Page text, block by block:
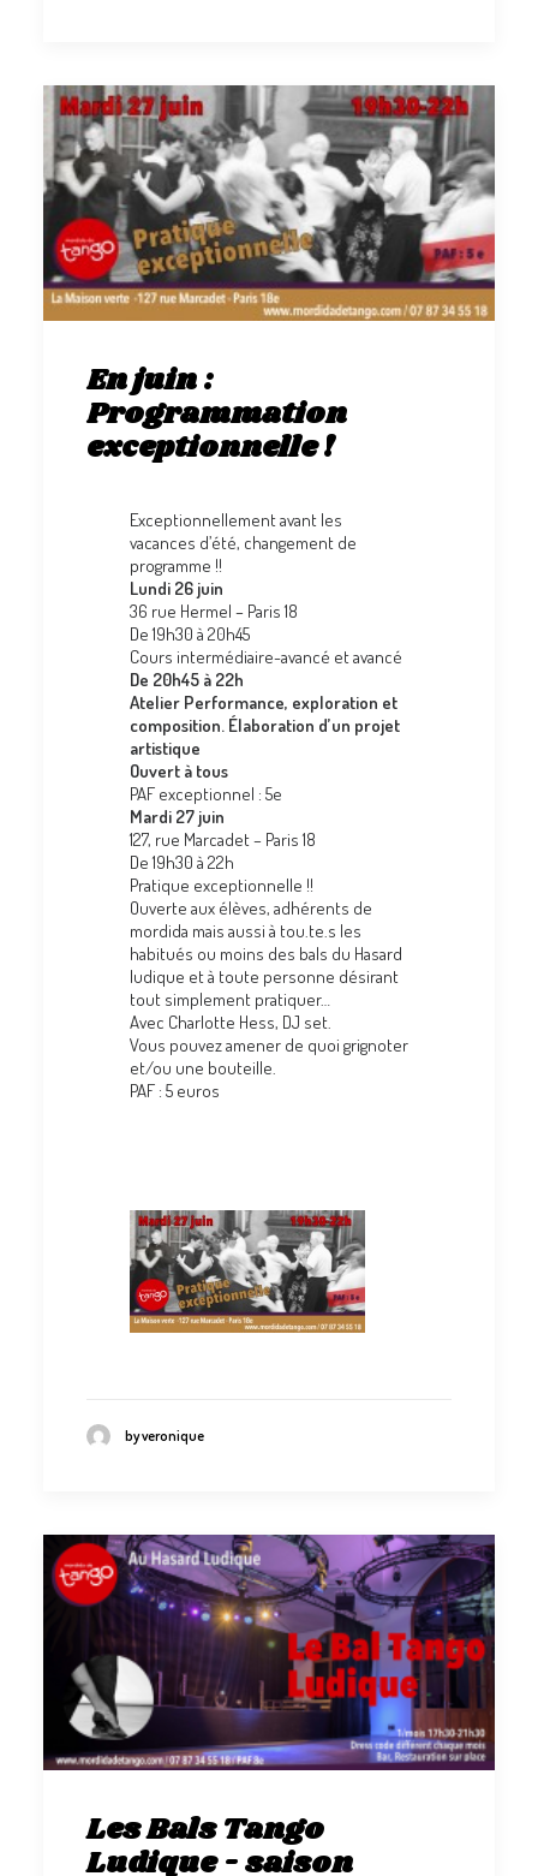
En juin :
Programmation
exceptionnelle !
Exceptionnellement avant les
vacances d’été, changement de
programme !!
Lundi 26 juin
36 rue Hermel – Paris 18
De 19h30 à 20h45
Cours intermédiaire-avancé et avancé
De 20h45 à 22h
Atelier Performance, exploration et
composition. Élaboration d’un projet
artistique
Ouvert à tous
PAF exceptionnel : 5e
Mardi 27 juin
127, rue Marcadet – Paris 18
De 19h30 à 22h
Pratique exceptionnelle !!
Ouverte aux élèves, adhérents de
mordida mais aussi à tou.te.s les
habitués ou moins des bals du Hasard
ludique et à toute personne désirant
tout simplement pratiquer…
Avec Charlotte Hess, DJ set.
Vous pouvez amener de quoi grignoter
et/ou une bouteille.
PAF : 5 euros
by veronique
Les Bals Tango
Ludique - saison